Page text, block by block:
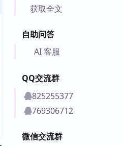
获取全文
自助问答
AI 客服
QQ交流群
825255377
769306712
微信交流群